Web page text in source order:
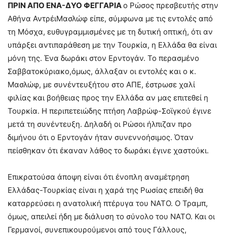
ΠΡΙΝ ΑΠΟ ΕΝΑ-ΔΥΟ ΦΕΓΓΑΡΙΑο Ρώσος πρεσβευτής στην
Αθήνα ΑντρέιΜασλώφ είπε, σύμφωνα με τις εντολές από
τη Μόσχα, ευθυγραμμισμένες με τη δυτική οπτική, ότι αν
υπάρξει αντιπαράθεση με την Τουρκία, η Ελλάδα θα είναι
μόνη της. Ένα δωράκι στον Ερντογάν. Το περασμένο
Σαββατοκύριακο,όμως, άλλαξαν οι εντολές και ο κ.
Μασλώφ, με συνέντευξήτου στο ΑΠΕ, έστρωσε χαλί
φιλίας και βοήθειας προς την Ελλάδα αν μας επιτεθεί η
Τουρκία. Η περιπετειώδης πτήση Λαβρώφ-Σοϊγκού έγινε
μετά τη συνέντευξη. Δηλαδή οι Ρώσοι ήλπιζαν προ
διμήνου ότι ο Ερντογάν ήταν συνεννοήσιμος. Όταν
πείσθηκαν ότι έκαναν λάθος το δωράκι έγινε χαστούκι.
Επικρατούσα άποψη είναι ότι ένοπλη αναμέτρηση
Ελλάδας-Τουρκίας είναι η χαρά της Ρωσίας επειδή θα
καταρρεύσει η ανατολική πτέρυγα του ΝΑΤΟ. Ο Τραμπ,
όμως, απειλεί ήδη με διάλυση το σύνολο του ΝΑΤΟ. Και οι
Γερμανοί, συνεπικουρούμενοι από τους Γάλλους,